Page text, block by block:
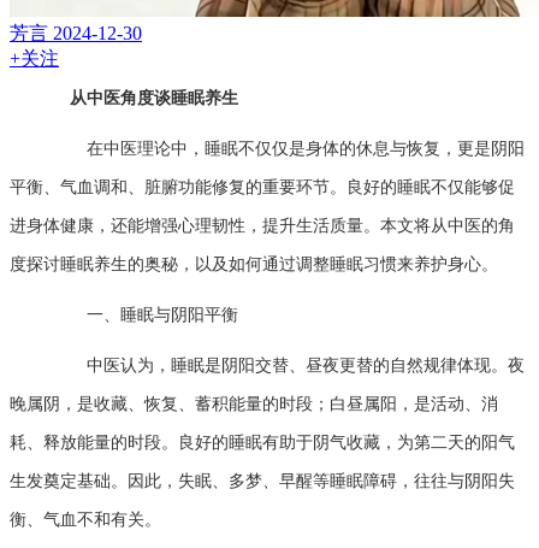
芳言 2024-12-30
+关注
从中医角度谈睡眠养生
在中医理论中，睡眠不仅仅是身体的休息与恢复，更是阴阳
平衡、气血调和、脏腑功能修复的重要环节。良好的睡眠不仅能够促
进身体健康，还能增强心理韧性，提升生活质量。本文将从中医的角
度探讨睡眠养生的奥秘，以及如何通过调整睡眠习惯来养护身心。
一、睡眠与阴阳平衡
中医认为，睡眠是阴阳交替、昼夜更替的自然规律体现。夜
晚属阴，是收藏、恢复、蓄积能量的时段；白昼属阳，是活动、消
耗、释放能量的时段。良好的睡眠有助于阴气收藏，为第二天的阳气
生发奠定基础。因此，失眠、多梦、早醒等睡眠障碍，往往与阴阳失
衡、气血不和有关。